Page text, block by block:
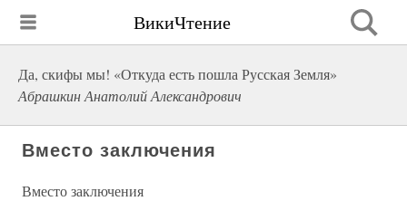
ВикиЧтение
Да, скифы мы! «Откуда есть пошла Русская Земля»
Абрашкин Анатолий Александрович
Вместо заключения
Вместо заключения